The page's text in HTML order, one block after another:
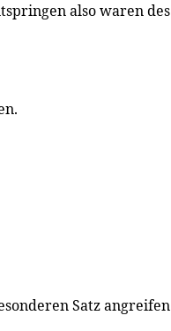
also waren
Satz